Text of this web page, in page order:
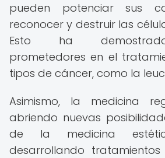
pueden potenciar sus
reconocer y destruir las
Esto ha
prometedores en el
tipos de cáncer, como la
Asimismo, la medicina
abriendo nuevas
de la medicina
desarrollando